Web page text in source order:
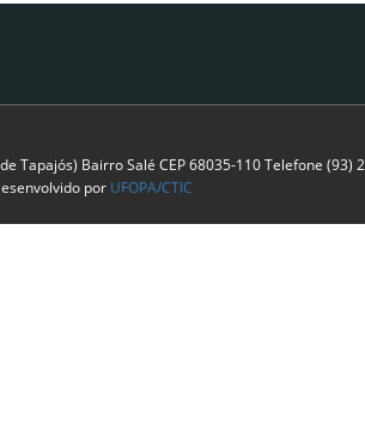
Tapajós) Bairro Salé CEP 68035-110 Telefone
por UFOPA/CTIC